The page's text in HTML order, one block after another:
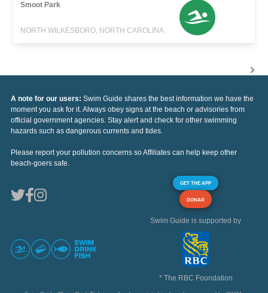
Smoot Park
NORTH WILKESBORO, NORTH CAROLINA
A note for our users: Swim Guide shares the best information we have the
moment you ask for it. Always obey signs at the beach or advisories from
official government agencies. Stay alert and check for other swimming
hazards such as dangerous currents and tides.
Please report your pollution concerns so Affiliates can help keep other
beach-goers safe.
GET THE APP
DONAR
Swim Guide is supported by
* The RBC Foundation